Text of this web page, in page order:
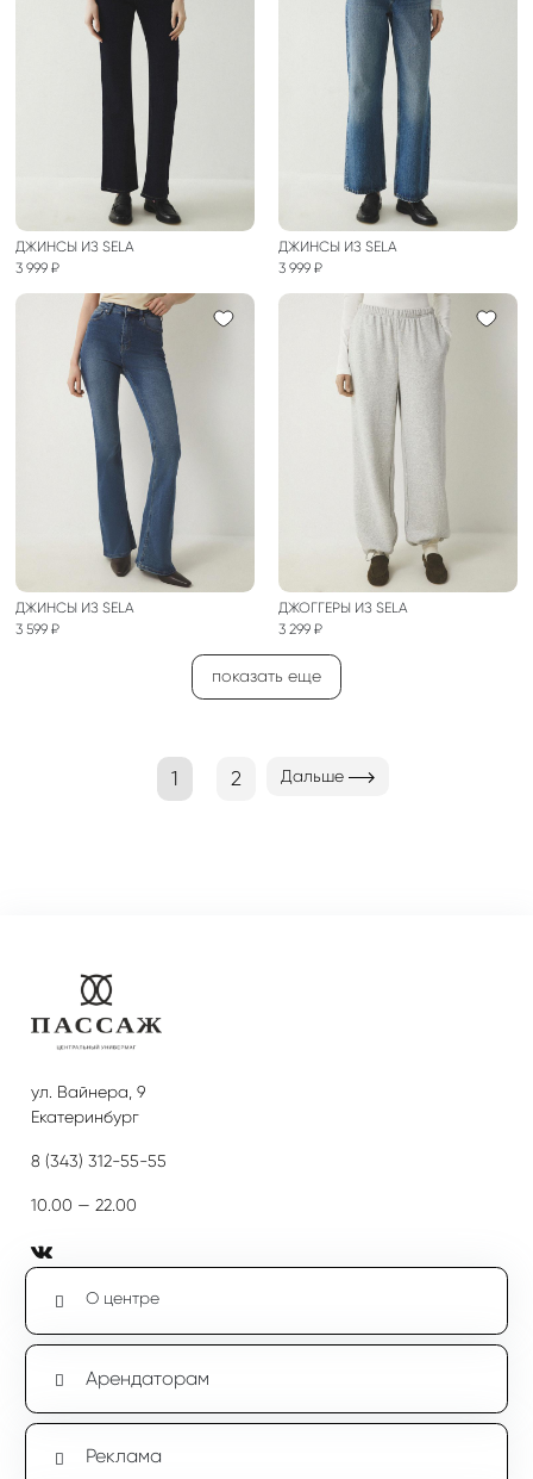
ДЖИНСЫ ИЗ SELA
3 999 ₽
ДЖИНСЫ ИЗ SELA
3 999 ₽
ДЖИНСЫ ИЗ SELA
3 599 ₽
ДЖОГГЕРЫ ИЗ SELA
3 299 ₽
показать еще
1(current)
2 Дальше
ул. Вайнера, 9
Екатеринбург
8 (343) 312-55-55
10.00 — 22.00
О центре
Арендаторам
Реклама